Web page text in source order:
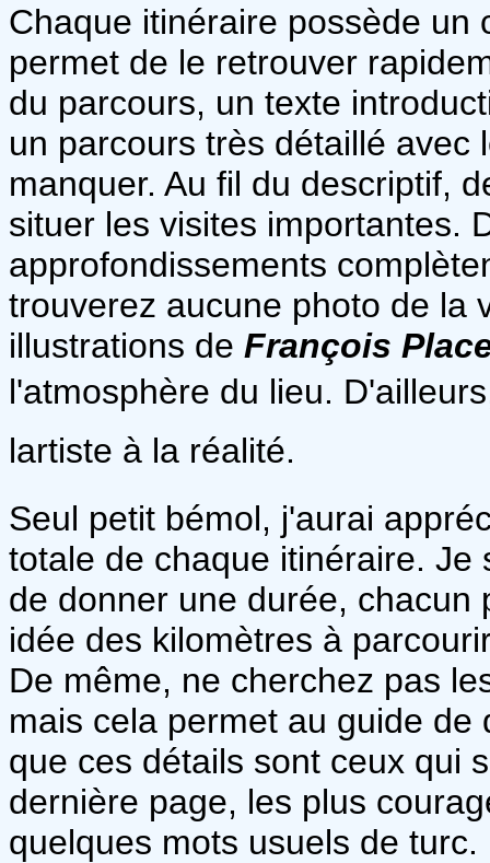
Chaque itinéraire possède un
permet de le retrouver
du parcours, un texte
un parcours très détaillé avec
manquer. Au fil du descriptif,
situer les visites importantes.
approfondissements
trouverez aucune photo de la
illustrations de François
l'atmosphère du lieu.
lartiste à la réalité.
Seul petit bémol, j'aurai
totale de chaque itinéraire. Je
de donner une durée,
idée des kilomètres à
De même, ne cherchez pas
mais cela permet au guide
que ces détails sont ceux qui
dernière page, les plus
quelques mots usuels de turc.